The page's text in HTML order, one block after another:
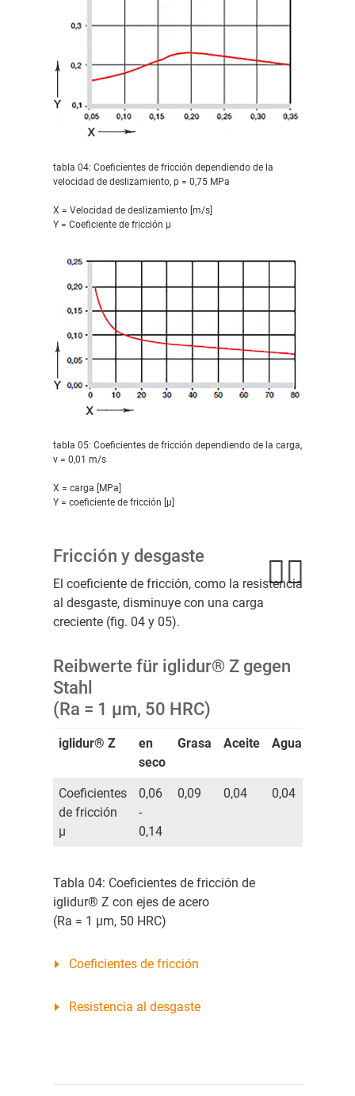
tabla 04: Coeficientes de fricción dependiendo de la
velocidad de deslizamiento, p = 0,75 MPa
X = Velocidad de deslizamiento [m/s]
Y = Coeficiente de fricción μ
tabla 05: Coeficientes de fricción dependiendo de la carga,
v = 0,01 m/s
X = carga [MPa]
Y = coeficiente de fricción [μ]
Fricción y desgaste
El coeficiente de fricción, como la resistencia
al desgaste, disminuye con una carga
creciente (fig. 04 y 05).
Reibwerte für iglidur® Z gegen
Stahl
(Ra = 1 µm, 50 HRC)
iglidur® Z
en
seco
Grasa Aceite Agua
Coeficientes
de fricción
µ
0,06
-
0,14
0,09 0,04 0,04
Tabla 04: Coeficientes de fricción de
iglidur® Z con ejes de acero
(Ra = 1 µm, 50 HRC)
Coeficientes de fricción
Resistencia al desgaste